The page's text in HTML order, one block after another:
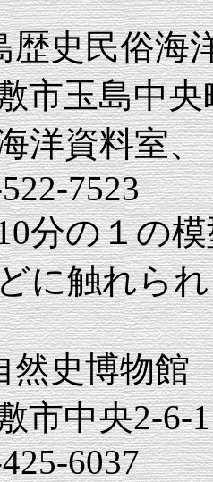
歴史民俗海
玉島中央
資料室、
7523
の１の模
に触れら
然史博物館
中央2-6-1
6037